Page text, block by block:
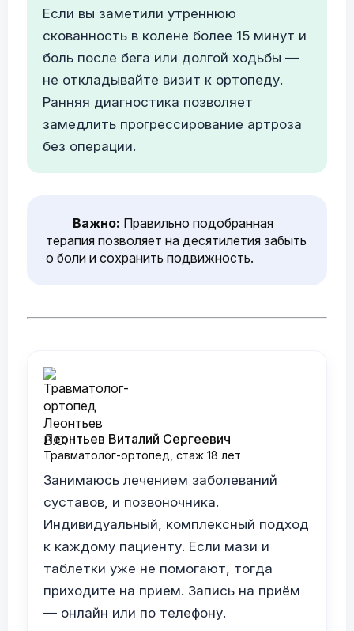
Если вы заметили утреннюю
скованность в колене более 15 минут и
боль после бега или долгой ходьбы —
не откладывайте визит к ортопеду.
Ранняя диагностика позволяет
замедлить прогрессирование артроза
без операции.
Важно: Правильно подобранная
терапия позволяет на десятилетия забыть
о боли и сохранить подвижность.
Леонтьев Виталий Сергеевич
Травматолог-ортопед, стаж 18 лет
Занимаюсь лечением заболеваний
суставов, и позвоночника.
Индивидуальный, комплексный подход
к каждому пациенту. Если мази и
таблетки уже не помогают, тогда
приходите на прием. Запись на приём
— онлайн или по телефону.